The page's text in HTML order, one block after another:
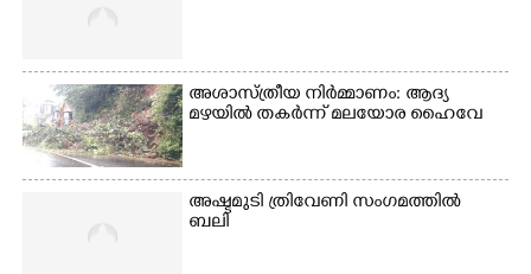
അശാസ്ത്രീയ നിർമ്മാണം: ആദ്യ
മഴയിൽ തകർന്ന് മലയോര ഹൈവേ
അഷ്ടമുടി ത്രിവേണി സംഗമത്തിൽ
ബലി